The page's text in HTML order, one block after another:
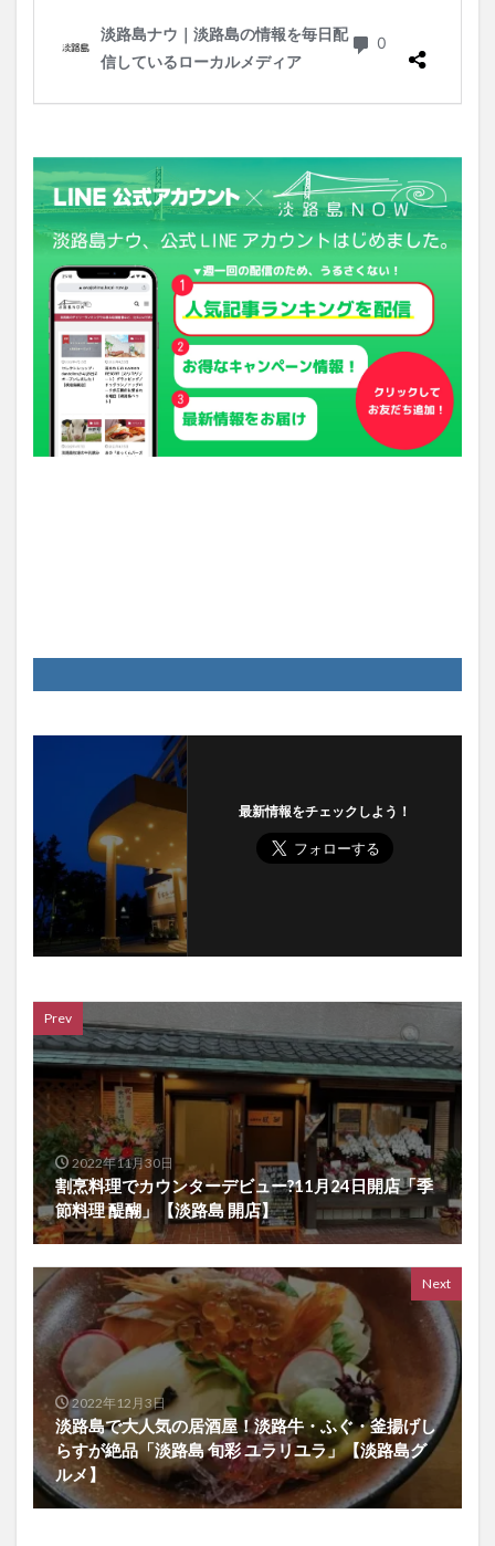
最新情報をチェックしよう！
Prev
2022年11月30日
割烹料理でカウンターデビュー?11月24日開店「季
節料理 醍醐」【淡路島 開店】
Next
2022年12月3日
淡路島で大人気の居酒屋！淡路牛・ふぐ・釜揚げし
らすが絶品「淡路島 旬彩 ユラリユラ」【淡路島グ
ルメ】